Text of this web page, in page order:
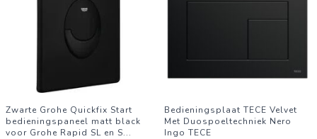
Zwarte Grohe Quickfix Start
bedieningspaneel matt black
voor Grohe Rapid SL en S...
Bedieningsplaat TECE Velvet
Met Duospoeltechniek Nero
Ingo TECE